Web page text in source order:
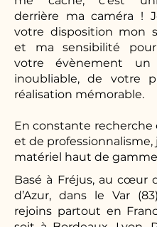
derrière ma caméra !
votre disposition mon
et ma sensibilité
votre évènement un
inoubliable, de votre
réalisation mémorable.
En constante recherche
et de professionnalisme,
matériel haut de
Basé à Fréjus, au cœur
d’Azur, dans le Var
rejoins partout en